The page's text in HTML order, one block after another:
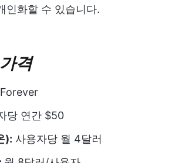
인화할 수 있습니다.
격
당 연간 $50
): 사용자당 월 4달러